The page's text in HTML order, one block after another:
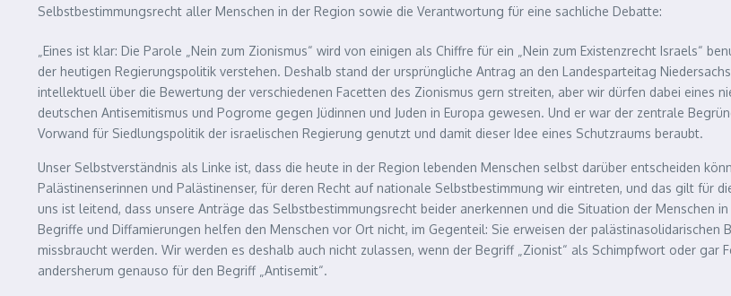
Selbstbestimmungsrecht aller Menschen in der Region sowie die Verantwortung für eine sachliche Debatte:
„Eines ist klar: Die Parole „Nein zum Zionismus“ wird von einigen als Chiffre für ein „Nein zum Existenzrecht Israels“
der heutigen Regierungspolitik verstehen. Deshalb stand der ursprüngliche Antrag an den Landesparteitag
intellektuell über die Bewertung der verschiedenen Facetten des Zionismus gern streiten, aber wir dürfen dabei eines
deutschen Antisemitismus und Pogrome gegen Jüdinnen und Juden in Europa gewesen. Und er war der zentrale
Vorwand für Siedlungspolitik der israelischen Regierung genutzt und damit dieser Idee eines Schutzraums beraubt.
Unser Selbstverständnis als Linke ist, dass die heute in der Region lebenden Menschen selbst darüber entscheiden
Palästinenserinnen und Palästinenser, für deren Recht auf nationale Selbstbestimmung wir eintreten, und das gilt für
uns ist leitend, dass unsere Anträge das Selbstbestimmungsrecht beider anerkennen und die Situation der Menschen
Begriffe und Diffamierungen helfen den Menschen vor Ort nicht, im Gegenteil: Sie erweisen der
missbraucht werden. Wir werden es deshalb auch nicht zulassen, wenn der Begriff „Zionist“ als Schimpfwort oder
andersherum genauso für den Begriff „Antisemit“.